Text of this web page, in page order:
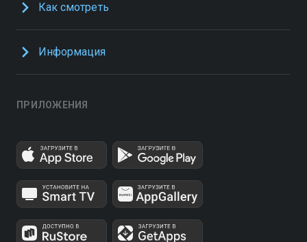
Как смотреть
Информация
ПРИЛОЖЕНИЯ